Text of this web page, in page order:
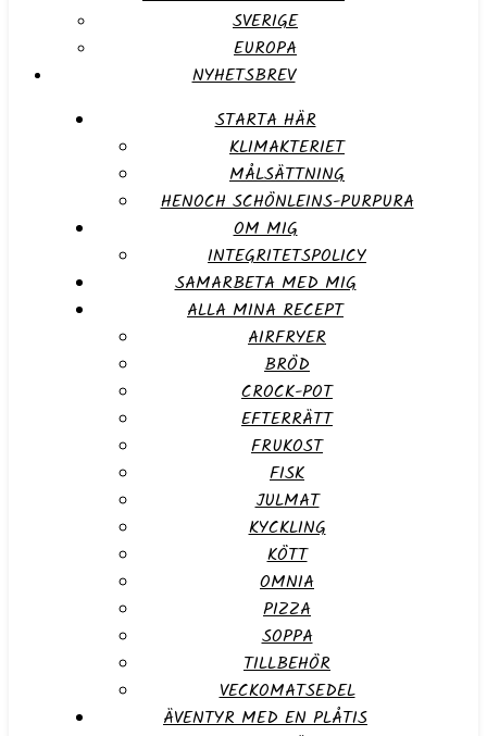
SVERIGE
EUROPA
NYHETSBREV
STARTA HÄR
KLIMAKTERIET
MÅLSÄTTNING
HENOCH SCHÖNLEINS-PURPURA
OM MIG
INTEGRITETSPOLICY
SAMARBETA MED MIG
ALLA MINA RECEPT
AIRFRYER
BRÖD
CROCK-POT
EFTERRÄTT
FRUKOST
FISK
JULMAT
KYCKLING
KÖTT
OMNIA
PIZZA
SOPPA
TILLBEHÖR
VECKOMATSEDEL
ÄVENTYR MED EN PLÅTIS